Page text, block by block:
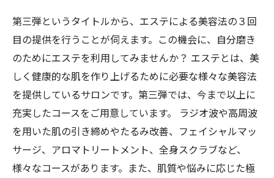
第三弾というタイトルから、エステによる美容法の３回
目の提供を行うことが伺えます。この機会に、自分磨き
のためにエステを利用してみませんか？ エステとは、美
しく健康的な肌を作り上げるために必要な様々な美容法
を提供しているサロンです。第三弾では、今まで以上に
充実したコースをご用意しています。 ラジオ波や高周波
を用いた肌の引き締めやたるみ改善、フェイシャルマッ
サージ、アロマトリートメント、全身スクラブなど、
様々なコースがあります。また、肌質や悩みに応じた極